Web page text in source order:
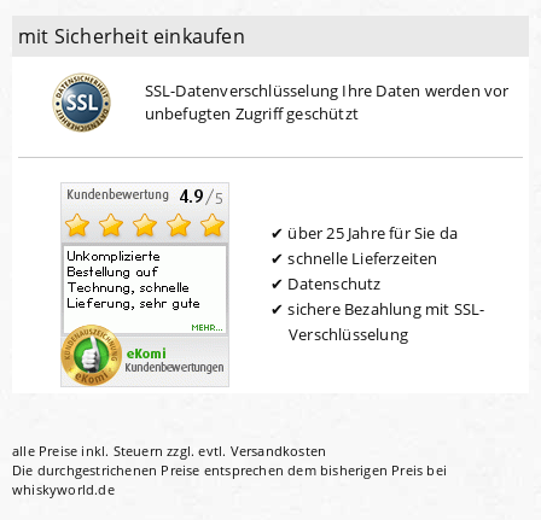
mit Sicherheit einkaufen
SSL-Datenverschlüsselung Ihre Daten werden vor
unbefugten Zugriff geschützt
über 25 Jahre für Sie da
schnelle Lieferzeiten
Datenschutz
sichere Bezahlung mit SSL-
Verschlüsselung
alle Preise inkl. Steuern zzgl. evtl. Versandkosten
Die durchgestrichenen Preise entsprechen dem bisherigen Preis bei
whiskyworld.de